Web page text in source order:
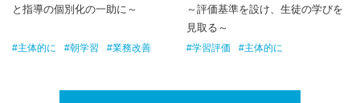
と指導の個別化の一助に～
#主体的に #朝学習 #業務改善
～評価基準を設け、生徒の学びを
見取る～
#学習評価 #主体的に